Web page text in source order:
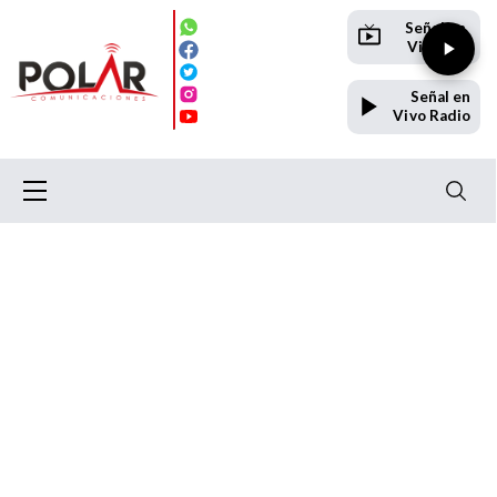
Señal en
Vivo TV
Señal en
Vivo Radio